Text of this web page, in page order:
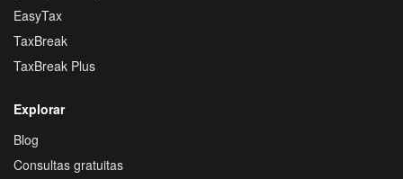
EasyTax
TaxBreak
TaxBreak Plus
Explorar
Blog
Consultas gratuitas